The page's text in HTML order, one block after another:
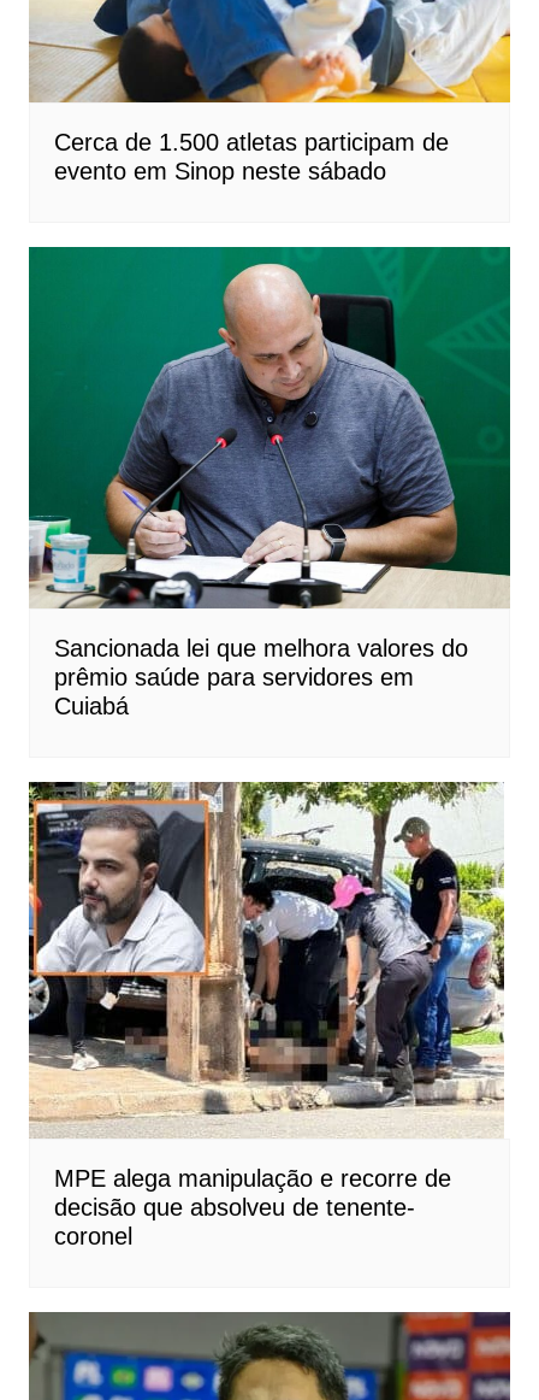
Cerca de 1.500 atletas participam de
evento em Sinop neste sábado
Sancionada lei que melhora valores do
prêmio saúde para servidores em
Cuiabá
MPE alega manipulação e recorre de
decisão que absolveu de tenente-
coronel